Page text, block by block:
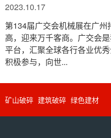
2023.10.17
第134届广交会机械展在广
高，迎来万千客商。广交会
平台，汇聚全球各行各业优
积极参与，向世...
矿山破碎 建筑破碎 绿色建材